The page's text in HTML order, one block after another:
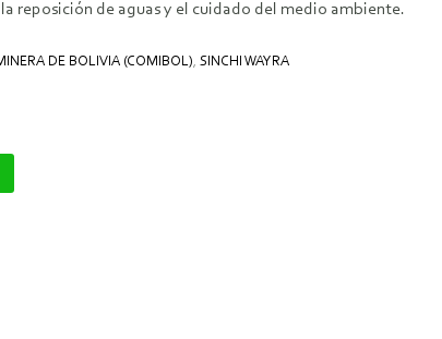
reposición de aguas y el cuidado del medio ambiente.
DE BOLIVIA (COMIBOL), SINCHI WAYRA